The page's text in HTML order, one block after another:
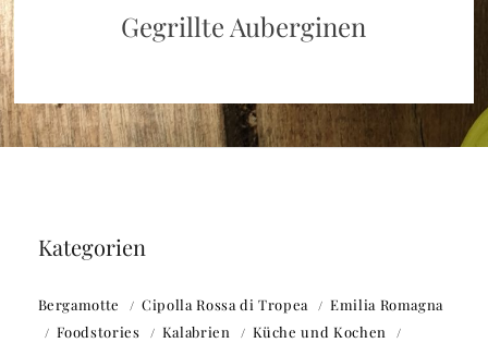
Gegrillte Auberginen
Kategorien
Bergamotte Cipolla Rossa di Tropea
Emilia Romagna
Foodstories
Kalabrien
Küche und Kochen